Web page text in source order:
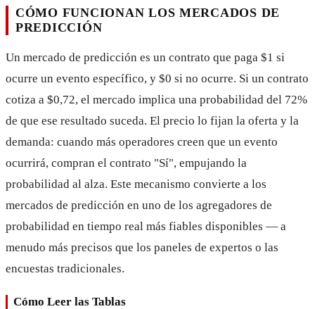
CÓMO FUNCIONAN LOS MERCADOS DE
PREDICCIÓN
Un mercado de predicción es un contrato que paga $1 si
ocurre un evento específico, y $0 si no ocurre. Si un contrato
cotiza a $0,72, el mercado implica una probabilidad del 72%
de que ese resultado suceda. El precio lo fijan la oferta y la
demanda: cuando más operadores creen que un evento
ocurrirá, compran el contrato "Sí", empujando la
probabilidad al alza. Este mecanismo convierte a los
mercados de predicción en uno de los agregadores de
probabilidad en tiempo real más fiables disponibles — a
menudo más precisos que los paneles de expertos o las
encuestas tradicionales.
Cómo Leer las Tablas